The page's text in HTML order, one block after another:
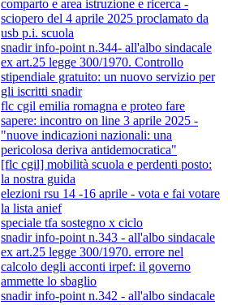
comparto e area istruzione e ricerca -
sciopero del 4 aprile 2025 proclamato da
usb p.i. scuola
snadir info-point n.344- all'albo sindacale
ex art.25 legge 300/1970. Controllo
stipendiale gratuito: un nuovo servizio per
gli iscritti snadir
flc cgil emilia romagna e proteo fare
sapere: incontro on line 3 aprile 2025 -
"nuove indicazioni nazionali: una
pericolosa deriva antidemocratica"
[flc cgil] mobilità scuola e perdenti posto:
la nostra guida
elezioni rsu 14 -16 aprile - vota e fai votare
la lista anief
speciale tfa sostegno x ciclo
snadir info-point n.343 - all'albo sindacale
ex art.25 legge 300/1970. errore nel
calcolo degli acconti irpef: il governo
ammette lo sbaglio
snadir info-point n.342 - all'albo sindacale